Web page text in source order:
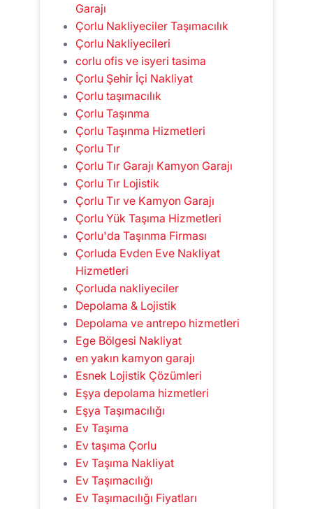
Garajı
Çorlu Nakliyeciler Taşımacılık
Çorlu Nakliyecileri
corlu ofis ve isyeri tasima
Çorlu Şehir İçi Nakliyat
Çorlu taşımacılık
Çorlu Taşınma
Çorlu Taşınma Hizmetleri
Çorlu Tır
Çorlu Tır Garajı Kamyon Garajı
Çorlu Tır Lojistik
Çorlu Tır ve Kamyon Garajı
Çorlu Yük Taşıma Hizmetleri
Çorlu'da Taşınma Firması
Çorluda Evden Eve Nakliyat
Hizmetleri
Çorluda nakliyeciler
Depolama & Lojistik
Depolama ve antrepo hizmetleri
Ege Bölgesi Nakliyat
en yakın kamyon garajı
Esnek Lojistik Çözümleri
Eşya depolama hizmetleri
Eşya Taşımacılığı
Ev Taşıma
Ev taşıma Çorlu
Ev Taşıma Nakliyat
Ev Taşımacılığı
Ev Taşımacılığı Fiyatları